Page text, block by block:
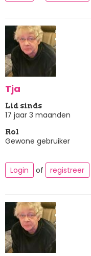
Tja
Lid sinds
17 jaar 3 maanden
Rol
Gewone gebruiker
Login of registreer